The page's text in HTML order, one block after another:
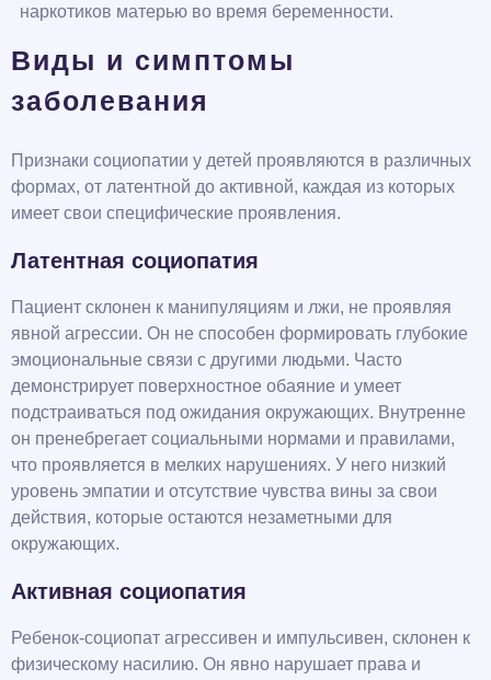
наркотиков матерью во время беременности.
Виды и симптомы
заболевания
Признаки социопатии у детей проявляются в различных
формах, от латентной до активной, каждая из которых
имеет свои специфические проявления.
Латентная социопатия
Пациент склонен к манипуляциям и лжи, не проявляя
явной агрессии. Он не способен формировать глубокие
эмоциональные связи с другими людьми. Часто
демонстрирует поверхностное обаяние и умеет
подстраиваться под ожидания окружающих. Внутренне
он пренебрегает социальными нормами и правилами,
что проявляется в мелких нарушениях. У него низкий
уровень эмпатии и отсутствие чувства вины за свои
действия, которые остаются незаметными для
окружающих.
Активная социопатия
Ребенок-социопат агрессивен и импульсивен, склонен к
физическому насилию. Он явно нарушает права и